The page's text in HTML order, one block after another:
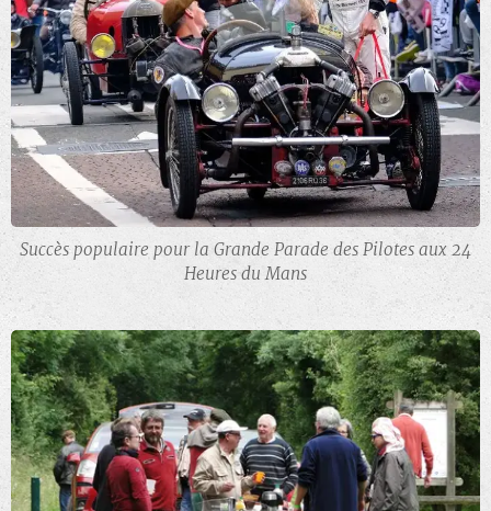
Succès populaire pour la Grande Parade des Pilotes aux 24
Heures du Mans